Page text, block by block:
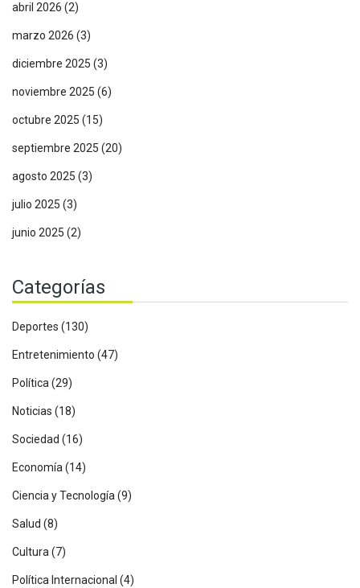
abril 2026 (2)
marzo 2026 (3)
diciembre 2025 (3)
noviembre 2025 (6)
octubre 2025 (15)
septiembre 2025 (20)
agosto 2025 (3)
julio 2025 (3)
junio 2025 (2)
Categorías
Deportes (130)
Entretenimiento (47)
Política(29)
Noticias (18)
Sociedad (16)
Economía(14)
Ciencia y Tecnología(9)
Salud (8)
Cultura(7)
Política Internacional (4)